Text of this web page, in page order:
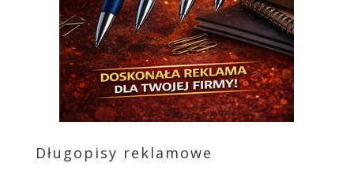
Długopisy reklamowe